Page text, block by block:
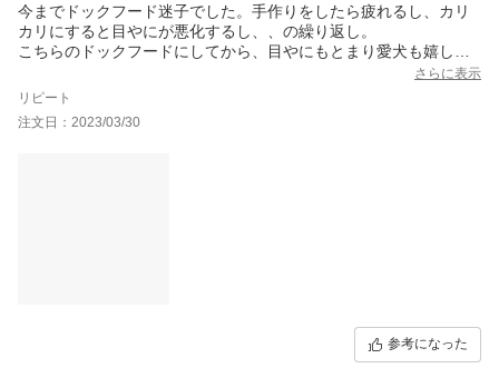
今までドックフード迷子でした。手作りをしたら疲れるし、カリ
カリにすると目やにが悪化するし、、の繰り返し。
こちらのドックフードにしてから、目やにもとまり愛犬も嬉しそ
う！！先日トリミングに行ったら全身肌が綺麗になりましたね！
と褒められました！ 配送も早く文句なしです。（定期購入があれ
ばいいな、、）
さらに表示
リピート
注文日：2023/03/30
参考になった